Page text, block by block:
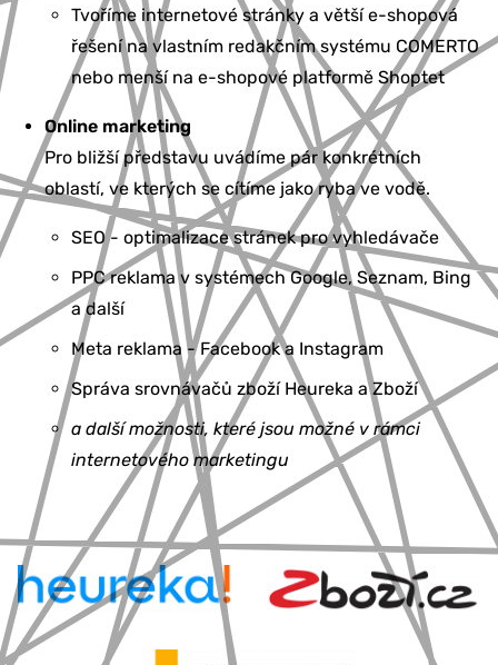
Tvoříme internetové stránky a větší e-shopová
řešení na vlastním redakčním systému COMERTO
nebo menší na e-shopové platformě Shoptet
Online marketing
Pro bližší představu uvádíme pár konkrétních
oblastí, ve kterých se cítíme jako ryba ve vodě.
SEO - optimalizace stránek pro vyhledávače
PPC reklama v systémech Google, Seznam, Bing
a další
Meta reklama - Facebook a Instagram
Správa srovnávačů zboží Heureka a Zboží
a další možnosti, které jsou možné v rámci
internetového marketingu